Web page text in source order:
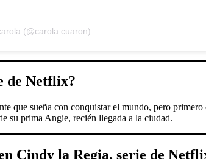
(@carola.cuaron)
de Netflix?
que sueña con conquistar el mundo, pero
su prima Angie, recién llegada a la ciudad.
Cindy la Regia, serie de